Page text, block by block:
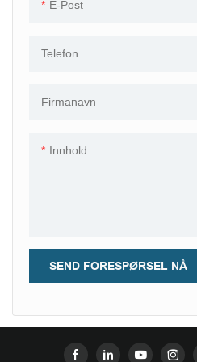
E-Post
Telefon
Firmanavn
Innhold
SEND FORESPØRSEL NÅ